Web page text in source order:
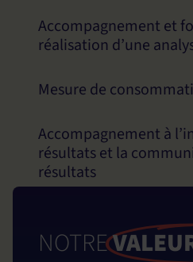
Accompagnement et
réalisation d’une
Mesure de
Accompagnement à
résultats et la
résultats
NOTRE